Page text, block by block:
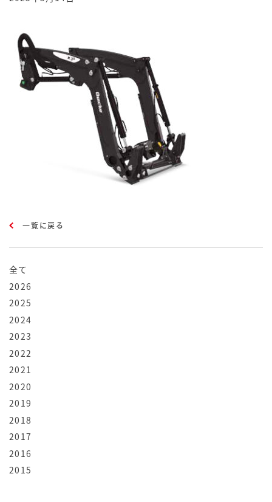
全て
2026
2025
2024
2023
2022
2021
2020
2019
2018
2017
2016
2015
一覧に戻る